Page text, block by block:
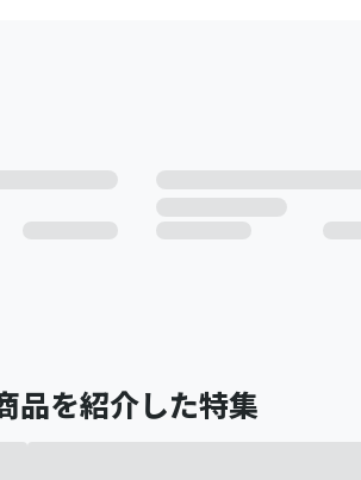
品を紹介した特集